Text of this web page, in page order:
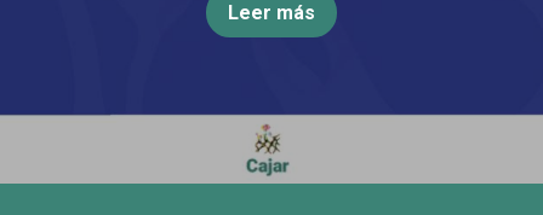
Leer más